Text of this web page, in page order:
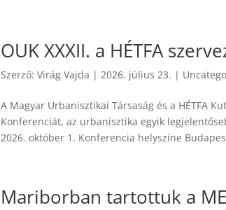
OUK XXXII. a HÉTFA
Szerző:Virág Vajda |2026. július 23. |
A Magyar Urbanisztikai Társaság és a HÉTFA
Konferenciát, az urbanisztika egyik
2026. október 1. Konferencia helyszíne
Mariborban tartottuk a